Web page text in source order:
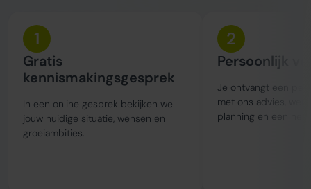
1
Gratis
kennismakingsgesprek
In een online gesprek bekijken we
jouw huidige situatie, wensen en
groeiambities.
2
Persoonlijk
Je ontvangt een
met ons advies,
planning en een